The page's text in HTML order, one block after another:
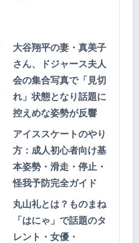
大谷翔平の妻・真美子
さん、ドジャース夫人
会の集合写真で「見切
れ」状態となり話題に
控えめな姿勢が反響
アイススケートのやり
方：成人初心者向け基
本姿勢・滑走・停止・
怪我予防完全ガイド
丸山礼とは？ものまね
「はにゃ」で話題のタ
レント・女優・